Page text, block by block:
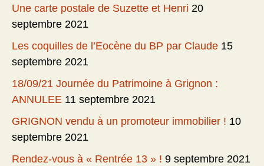
Une carte postale de Suzette et Henri 20
septembre 2021
Les coquilles de l’Eocène du BP par Claude 15
septembre 2021
18/09/21 Journée du Patrimoine à Grignon :
ANNULEE 11 septembre 2021
GRIGNON vendu à un promoteur immobilier ! 10
septembre 2021
Rendez-vous à « Rentrée 13 » ! 9 septembre 2021